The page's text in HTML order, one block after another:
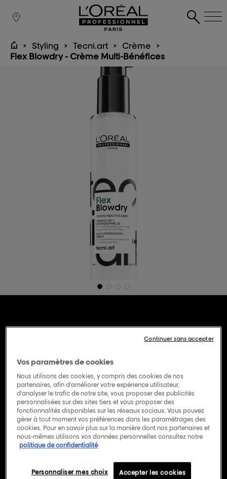
Styling Tecni.art
Crème
Flex Blowdry - Crème Multi-Bénéfices
Flex Blowdry -
Crème Multi-
Bénéfices
150 ML - Tecni.art
Aucune
valeur
(0) Rédiger un avis
Flex Blowdry est une crème multi-
Vos paramètres de cookies
Nous utilisons des cookies, y compris des cookies de nos
partenaires, afin d’améliorer votre expérience utilisateur,
d’analyser le trafic de notre site, vous proposer des publicités
personnalisées sur des sites tiers et vous proposer des
fonctionnalités disponibles sur les réseaux sociaux. Vous pouvez
gérer à tout moment vos préférences dans les paramétrages des
cookies. Pour en savoir plus sur la manière dont nos partenaires et
nous-mêmes utilisons vos données personnelles consultez notre
politique de confidentialité
Accepter les cookies
Personnaliser mes choix
Continuer sans accepter